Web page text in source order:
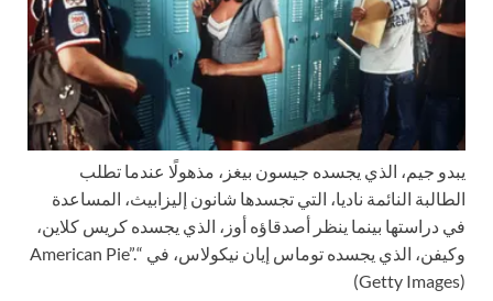
يبدو جيم، الذي يجسده جيسون بيغز، مذهولًا عندما تطلب
الطالبة النائمة ناديا، التي تجسدها شانون إليزابيث، المساعدة
في دراستها بينما ينظر أصدقاؤه أوز، الذي يجسده كريس كلاين،
وكيفن، الذي يجسده توماس إيان نيكولاس، في “American Pie”.
(Getty Images)